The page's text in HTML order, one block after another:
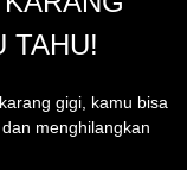
gigi, kamu bisa
menghilangkan
TAHU!